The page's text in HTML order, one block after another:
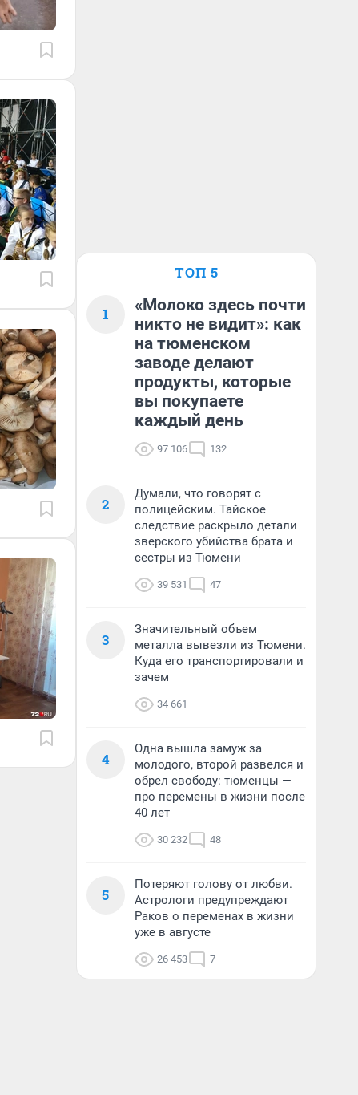
ТОП 5
1
«Молоко здесь почти
никто не видит»: как
на тюменском
заводе делают
продукты, которые
вы покупаете
каждый день
97 106 132
2
Думали, что говорят с
полицейским. Тайское
следствие раскрыло детали
зверского убийства брата и
сестры из Тюмени
39 531 47
3
Значительный объем
металла вывезли из Тюмени.
Куда его транспортировали и
зачем
34 661
4
Одна вышла замуж за
молодого, второй развелся и
обрел свободу: тюменцы —
про перемены в жизни после
40 лет
30 232 48
5
Потеряют голову от любви.
Астрологи предупреждают
Раков о переменах в жизни
уже в августе
26 453 7